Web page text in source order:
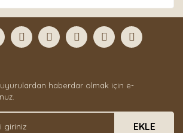
haberdar olmak için e-
EKLE